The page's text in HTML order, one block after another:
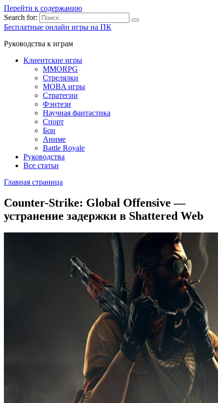
Перейти к содержанию
Search for:
Бесплатные онлайн игры на ПК
Руководства к играм
Клиентские игры
MMORPG
Стрелялки
MOBA игры
Стратегии
Фэнтези
Научная фантастика
Спорт
Бои
Аниме
Battle Royale
Руководства
Все статьи
Главная страница
Counter-Strike: Global Offensive —
устранение задержки в Shattered Web